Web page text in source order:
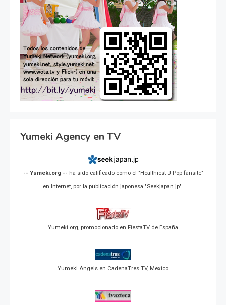
Yumeki Agency en TV
-- Yumeki.org -- ha sido calificado como el "Healthiest J-Pop fansite"
en Internet, por la publicación japonesa "Seekjapan.jp".
Yumeki.org, promocionado en FiestaTV de España
Yumeki Angels en CadenaTres TV, Mexico